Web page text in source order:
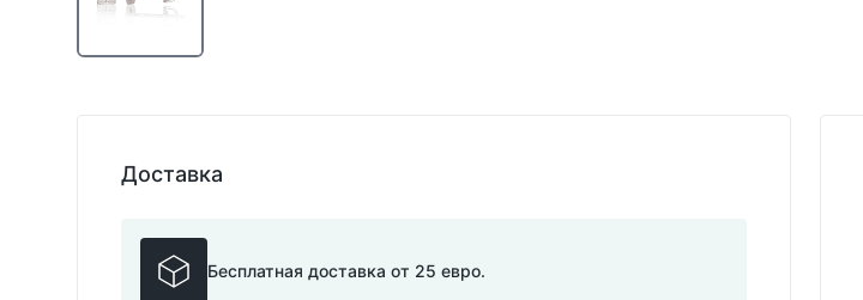
Доставка
Бесплатная доставка от 25 евро.